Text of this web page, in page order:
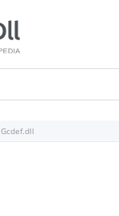
Gcdef.dll